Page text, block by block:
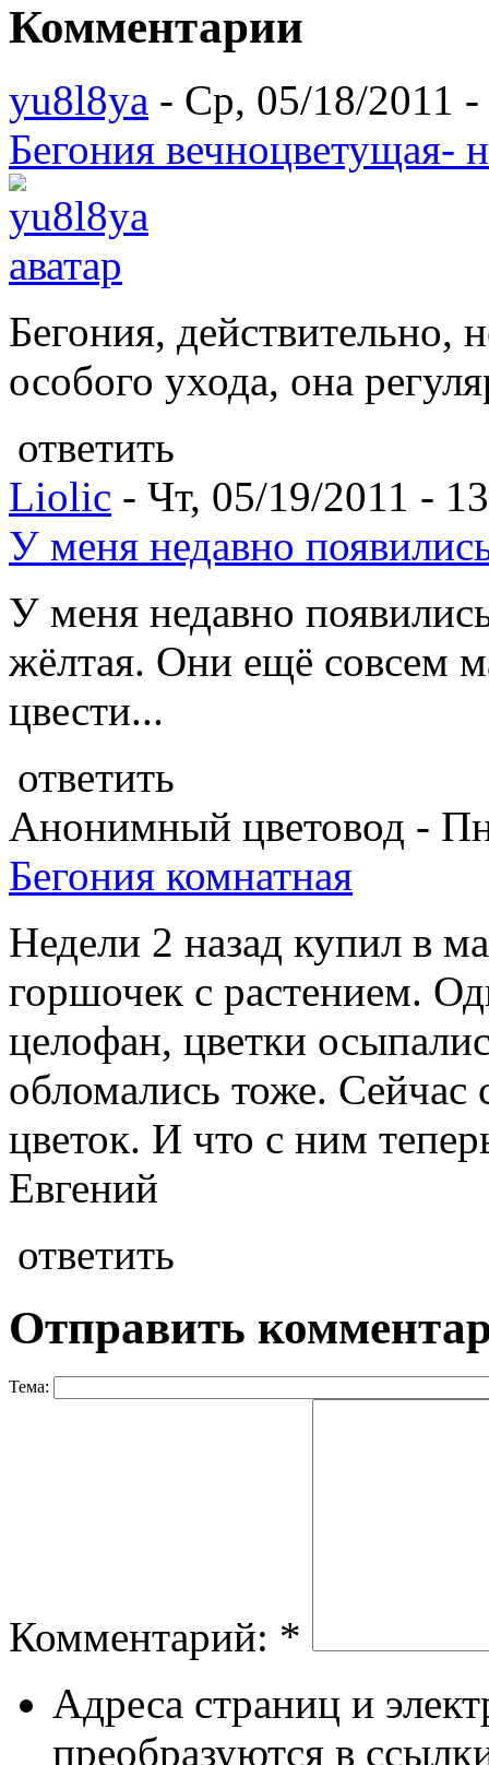
Комментарии
yu8l8ya - Ср, 05/18/2011 -
Бегония вечноцветущая-
Бегония, действительно,
особого ухода, она
ответить
Liolic - Чт, 05/19/2011 -
У меня недавно
У меня недавно
жёлтая. Они ещё совсем
цвести...
ответить
Анонимный цветовод -
Бегония комнатная
Недели 2 назад купил в
горшочек с растением.
целофан, цветки
обломались тоже. Сейчас
цветок. И что с ним
Евгений
ответить
Отправить
Тема:
Комментарий: *
Адреса страниц и
преобразуются в